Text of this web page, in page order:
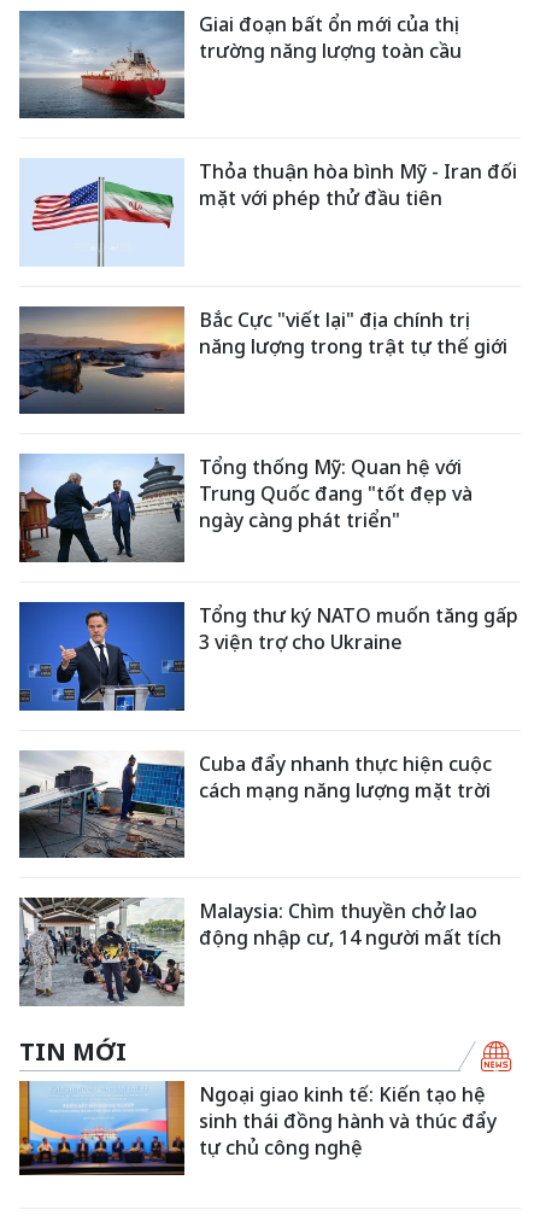
Giai đoạn bất ổn mới của thị
trường năng lượng toàn cầu
Thỏa thuận hòa bình Mỹ - Iran đối
mặt với phép thử đầu tiên
Bắc Cực "viết lại" địa chính trị
năng lượng trong trật tự thế giới
Tổng thống Mỹ: Quan hệ với
Trung Quốc đang "tốt đẹp và
ngày càng phát triển"
Tổng thư ký NATO muốn tăng gấp
3 viện trợ cho Ukraine
Cuba đẩy nhanh thực hiện cuộc
cách mạng năng lượng mặt trời
Malaysia: Chìm thuyền chở lao
động nhập cư, 14 người mất tích
TIN MỚI
Ngoại giao kinh tế: Kiến tạo hệ
sinh thái đồng hành và thúc đẩy
tự chủ công nghệ